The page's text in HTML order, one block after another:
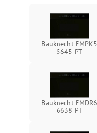
Bauknecht EMPK5
5645 PT
Bauknecht EMDR6
6638 PT